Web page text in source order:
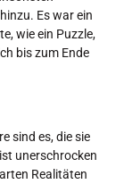
Es war ein
wie ein Puzzle,
bis zum Ende
sind es, die sie
unerschrocken
Realitäten